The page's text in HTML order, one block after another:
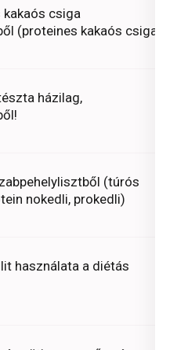
csiga
(proteines kakaós csiga)
házilag,
(túrós
nokedli, prokedli)
használata a diétás